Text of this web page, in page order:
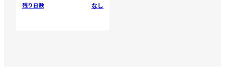
残り日数 なし